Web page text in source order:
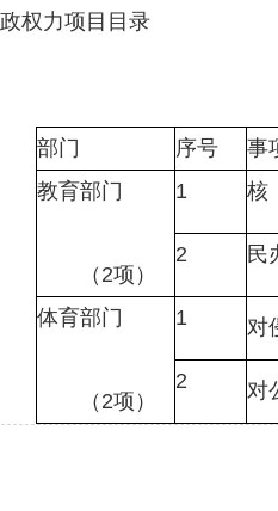
权力项目目录
部门
序号
事
教育部门
（2项）
1 核
2 民
体育部门
（2项）
1 对
2 对